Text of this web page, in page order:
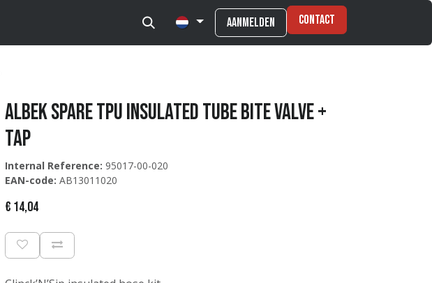
Aanmelden Contact
Albek SPARE TPU INSULATED TUBE BITE VALVE +
TAP
Internal Reference: 95017-00-020
EAN-code: AB13011020
€ 14,04